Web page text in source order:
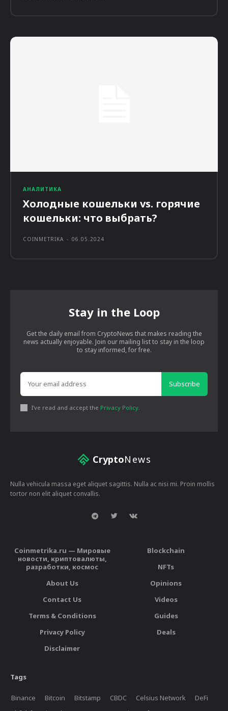
АНАЛИТИКА
Холодные кошельки vs. горячие
кошельки: что выбрать?
COINMETRIKA - 06.05.2024
Stay in the Loop
Get the daily email from CryptoNews that makes reading the
news actually enjoyable. Join our mailing list to stay in the loop
to stay informed, for free.
Subscribe
I've read and accept the Privacy Policy.
CryptoNews
Nulla vehicula massa eget aliquet sagittis. Nulla ac nisi mi. Proin mollis
tortor non elit aliquet convallis.
Coinmetrika.ru — Мировые
новости, криптовалюты,
разработки, космос
About Us
Contact Us
Terms & Conditions
Privacy Policy
Disclaimer
Blockchain
NFTs
Opinions
Videos
Guides
Deals
Tags
Binance Bitcoin Bitstamp CBDC Celsius Network
DeFi